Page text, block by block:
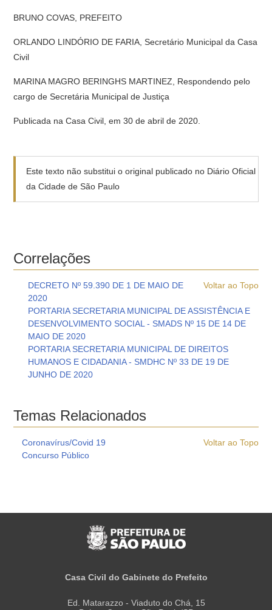
BRUNO COVAS, PREFEITO
ORLANDO LINDÓRIO DE FARIA, Secretário Municipal da Casa
Civil
MARINA MAGRO BERINGHS MARTINEZ, Respondendo pelo
cargo de Secretária Municipal de Justiça
Publicada na Casa Civil, em 30 de abril de 2020.
Este texto não substitui o original publicado no Diário Oficial
da Cidade de São Paulo
Correlações
Voltar ao Topo
DECRETO Nº 59.390 DE 1 DE MAIO DE
2020
PORTARIA SECRETARIA MUNICIPAL DE ASSISTÊNCIA E
DESENVOLVIMENTO SOCIAL - SMADS Nº 15 DE 14 DE
MAIO DE 2020
PORTARIA SECRETARIA MUNICIPAL DE DIREITOS
HUMANOS E CIDADANIA - SMDHC Nº 33 DE 19 DE
JUNHO DE 2020
Temas Relacionados
Voltar ao Topo
Coronavírus/Covid 19
Concurso Público
Casa Civil do Gabinete do Prefeito
Ed. Matarazzo - Viaduto do Chá, 15